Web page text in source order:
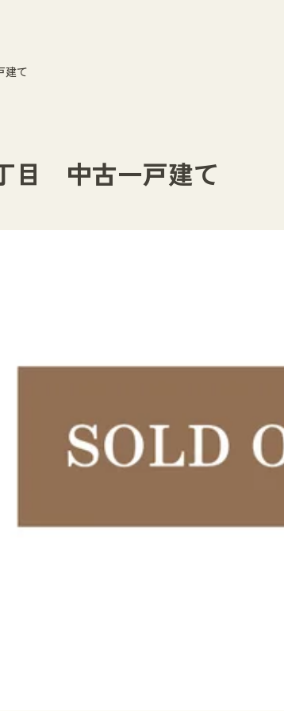
建て
目 中古一戸建て